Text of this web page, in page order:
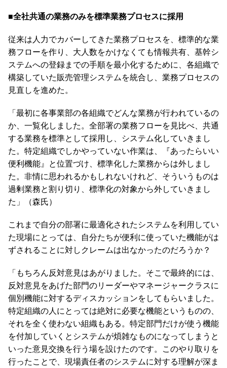
■全社共通の業務のみを標準業務プロセスに採用
従来は人力でカバーしてきた業務プロセスを、標準的な業
務フローを作り、大人数をかけなくても情報共有、基幹シ
ステムへの登録までの手順を最小化するために、各組織で
構築していた販売管理システムを統合し、業務プロセスの
見直しを進めた。
「最初に各事業部の各組織でどんな業務が行われているの
か、一覧化しました。全部署の業務フローを見比べ、共通
する業務を標準として採用し、システム化していきまし
た。特定組織でしかやっていない作業は、『あったらいい
便利機能』と位置づけ、標準化した業務からは外しまし
た。非情に思われるかもしれないけれど、そういうものは
過剰業務と割り切り、標準化の対象から外していきまし
た」（森氏）
これまで自分の部署に最適化されたシステムを利用してい
た現場にとっては、自分たちが便利に使っていた機能がは
ずされることに対しクレームは出なかったのだろうか？
「もちろん反対意見はあがりました。そこで最終的には、
反対意見をあげた部門のリーダーやマネージャークラスに
個別機能に対するディスカッションをしてもらいました。
特定組織の人にとっては絶対に必要な機能というものの、
それを全く使わない組織もある。特定部門だけが使う機能
を付加していくとシステムが煩雑なものになってしまうと
いった意見交換を行う場を設けたのです。このやり取りを
行ったことで、現場責任者のシステムに対する理解が深ま